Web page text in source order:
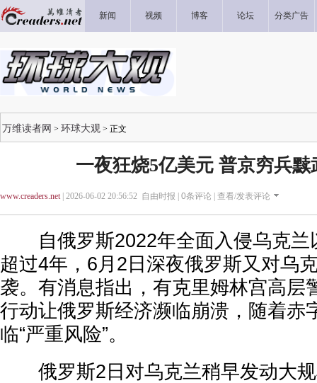
新闻 视频 博客 论坛 分类广告
万维读者网 > 环球大观 > 正文
一夜狂烧5亿美元 普京穷兵黩
www.creaders.net| 2026-06-02 20:56:52 自由时报 | 0条评论 | 查看/发表评论
自俄罗斯2022年全面入侵乌克兰
超过4年，6月2日深夜俄罗斯又对乌
袭。有消息指出，有克里姆林宫高层
行动让俄罗斯经济濒临崩溃，随着赤
临“严重风险”。
俄罗斯2日对乌克兰稍早发动大规